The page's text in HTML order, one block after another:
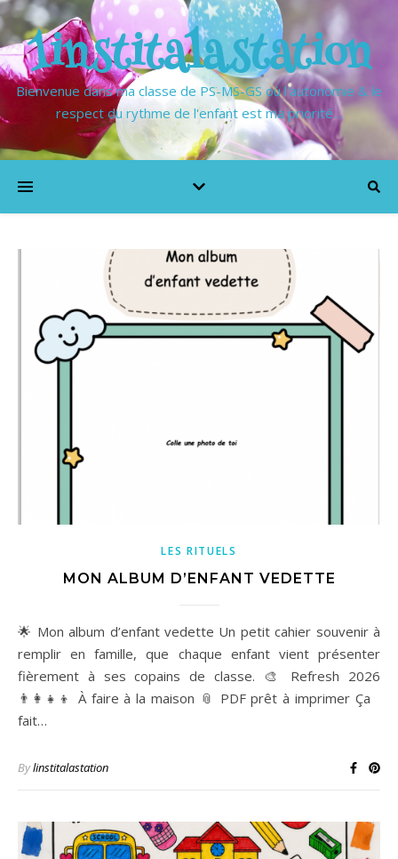
1institalastation
Bienvenue dans ma classe de PS-MS-GS où l'autonomie & le
respect du rythme de l'enfant est ma priorité…
LES RITUELS
MON ALBUM D’ENFANT VEDETTE
🌟 Mon album d’enfant vedette Un petit cahier souvenir à
remplir en famille, que chaque enfant vient présenter
fièrement à ses copains de classe. 🎨 Refresh 2026
👨‍👩‍👧‍👦 À faire à la maison 📎 PDF prêt à imprimer Ça
fait…
Bylinstitalastation